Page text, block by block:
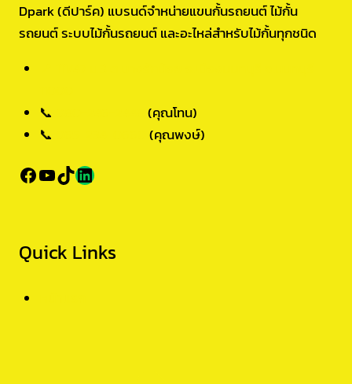
Dpark (ดีปาร์ค) แบรนด์จำหน่ายแขนกั้นรถยนต์ ไม้กั้น
รถยนต์ ระบบไม้กั้นรถยนต์ และอะไหล่สำหรับไม้กั้นทุกชนิด
📞
(คุณโทน)
📞
(คุณพงษ์)
Facebook
YouTube
TikTok
LINE
Quick Links